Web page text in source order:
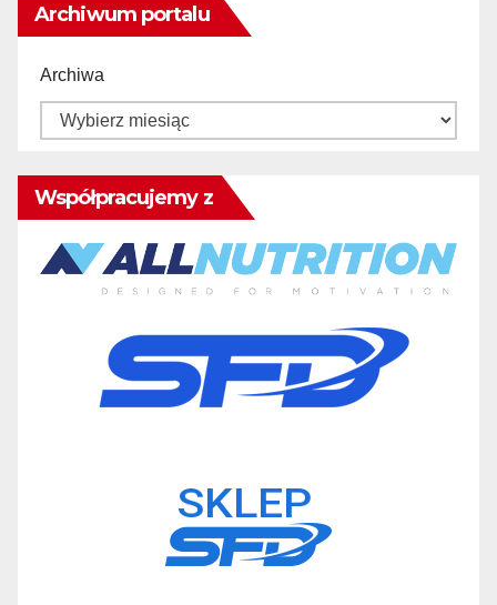
Archiwum portalu
Archiwa
Współpracujemy z